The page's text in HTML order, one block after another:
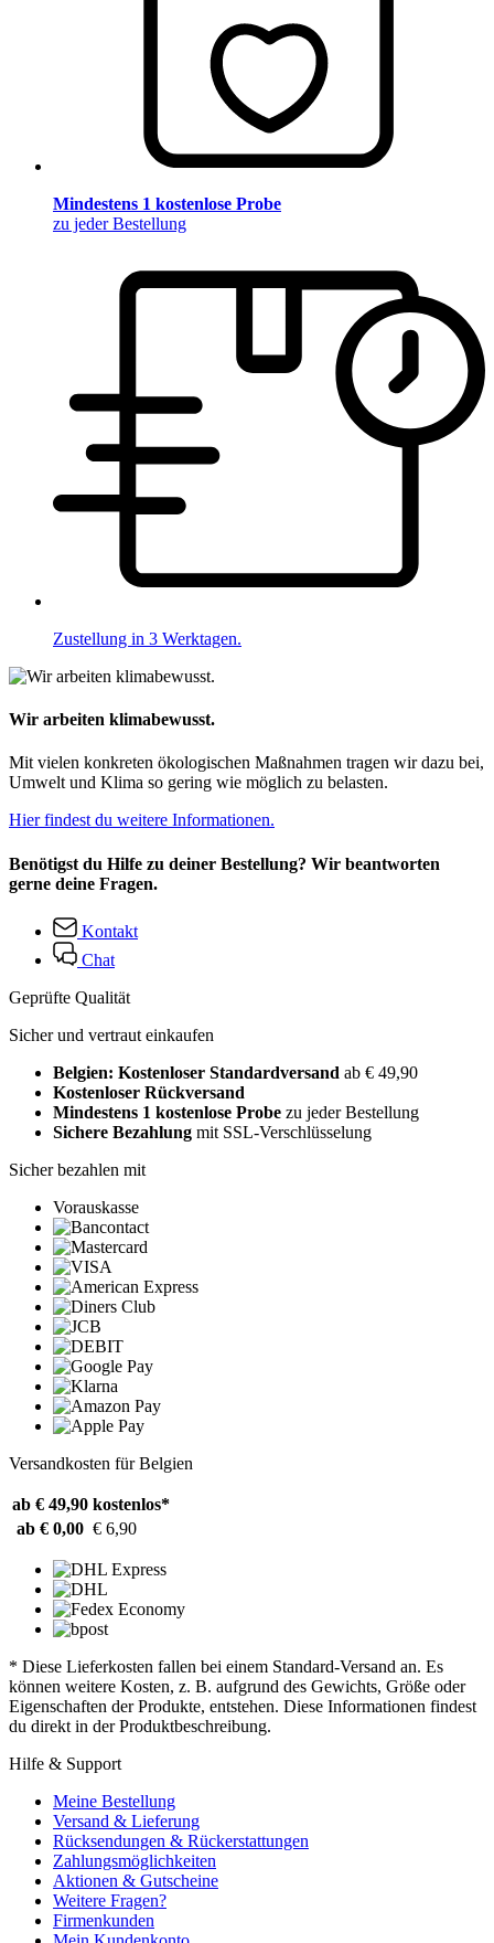
Mindestens 1 kostenlose Probe
zu jeder Bestellung
Zustellung in 3 Werktagen.
Wir arbeiten klimabewusst.
Mit vielen konkreten ökologischen Maßnahmen tragen wir dazu bei,
Umwelt und Klima so gering wie möglich zu belasten.
Hier findest du weitere Informationen.
Benötigst du Hilfe zu deiner Bestellung? Wir beantworten
gerne deine Fragen.
Kontakt
Chat
Geprüfte Qualität
Sicher und vertraut einkaufen
Belgien: Kostenloser Standardversand ab € 49,90
Kostenloser Rückversand
Mindestens 1 kostenlose Probe zu jeder Bestellung
Sichere Bezahlung mit SSL-Verschlüsselung
Sicher bezahlen mit
Vorauskasse
Versandkosten für Belgien
ab € 49,90 kostenlos*
ab € 0,00 € 6,90
* Diese Lieferkosten fallen bei einem Standard-Versand an. Es
können weitere Kosten, z. B. aufgrund des Gewichts, Größe oder
Eigenschaften der Produkte, entstehen. Diese Informationen findest
du direkt in der Produktbeschreibung.
Hilfe & Support
Meine Bestellung
Versand & Lieferung
Rücksendungen & Rückerstattungen
Zahlungsmöglichkeiten
Aktionen & Gutscheine
Weitere Fragen?
Firmenkunden